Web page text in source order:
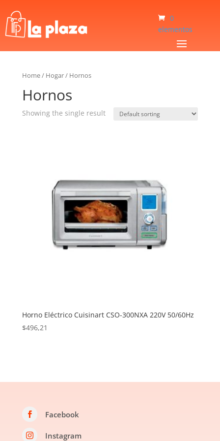
0
elementos
Home/ Hogar/ Hornos
Hornos
Showing the single result
Horno Eléctrico Cuisinart CSO-300NXA 220V 50/60Hz
$496,21
 Facebook
 Instagram